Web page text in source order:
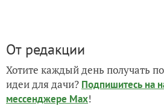
От редакции
Хотите каждый день получать
идеи для дачи? Подпишитесь на
мессенджере Max!